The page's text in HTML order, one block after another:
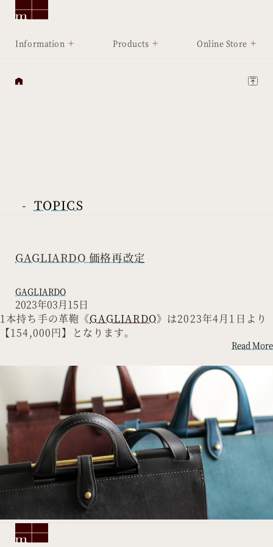
Information Products Online Store
- TOPICS
GAGLIARDO 価格再改定
GAGLIARDO
2023年03月15日
1本持ち手の革鞄《GAGLIARDO》は2023年4月1日より
【154,000円】となります。
Read More